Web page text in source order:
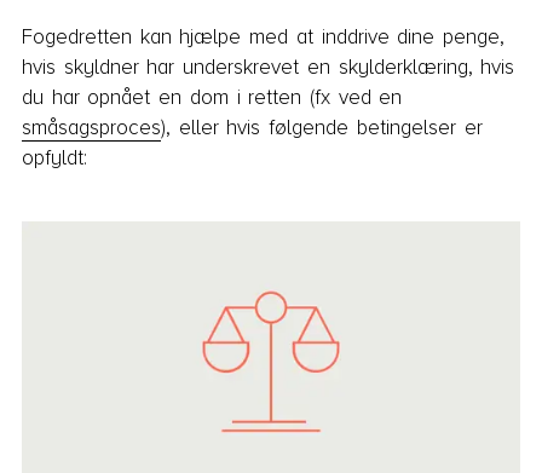
Fogedretten kan hjælpe med at inddrive dine penge,
hvis skyldner har underskrevet en skylderklæring, hvis
du har opnået en dom i retten (fx ved en
småsagsproces), eller hvis følgende betingelser er
opfyldt: